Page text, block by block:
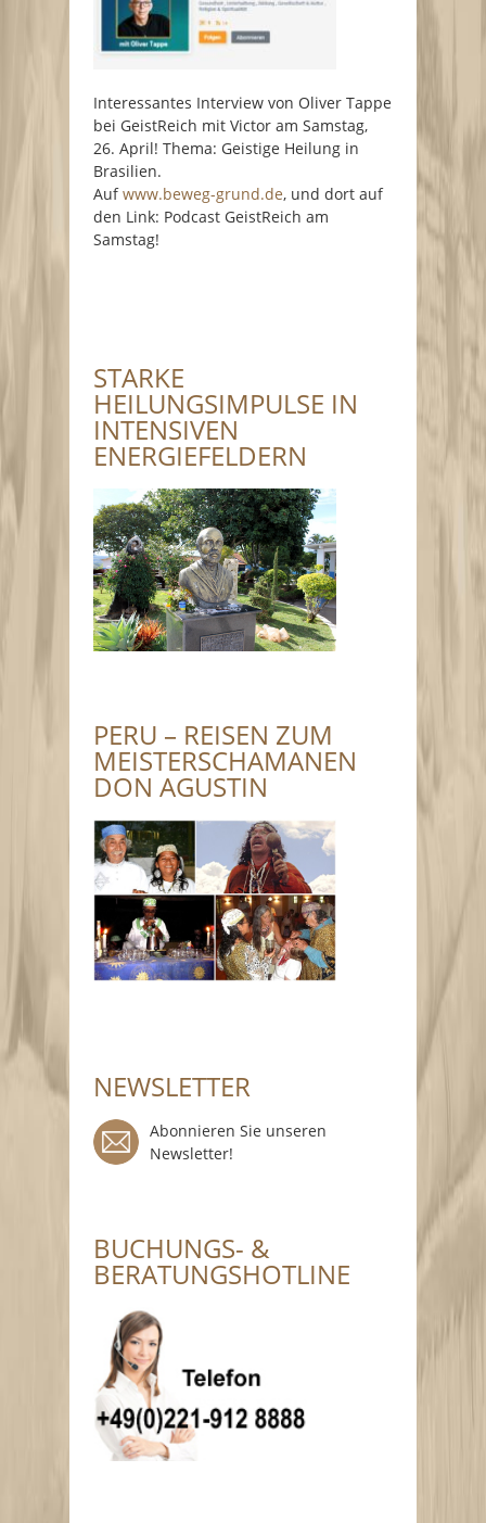
Interessantes Interview von Oliver Tappe
bei GeistReich mit Victor am Samstag,
26. April! Thema: Geistige Heilung in
Brasilien.
Aufwww.beweg-grund.de, und dort auf
den Link: Podcast GeistReich am
Samstag!
STARKE
HEILUNGSIMPULSE IN
INTENSIVEN
ENERGIEFELDERN
PERU – REISEN ZUM
MEISTERSCHAMANEN
DON AGUSTIN
NEWSLETTER
Abonnieren Sie unseren
Newsletter!
BUCHUNGS- &
BERATUNGSHOTLINE